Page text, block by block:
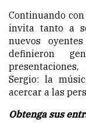
Continuando
invita tanto a
nuevos
definieron
Sergio: la
acercar a las
Obtenga sus